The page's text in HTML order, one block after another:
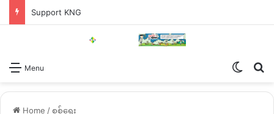
Support KNG
Menu
Home /စစ်ရေး